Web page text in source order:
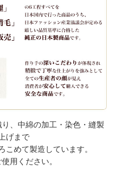
、中綿の加工・染色・縫製
げまで
こめて製造しています。
用ください。